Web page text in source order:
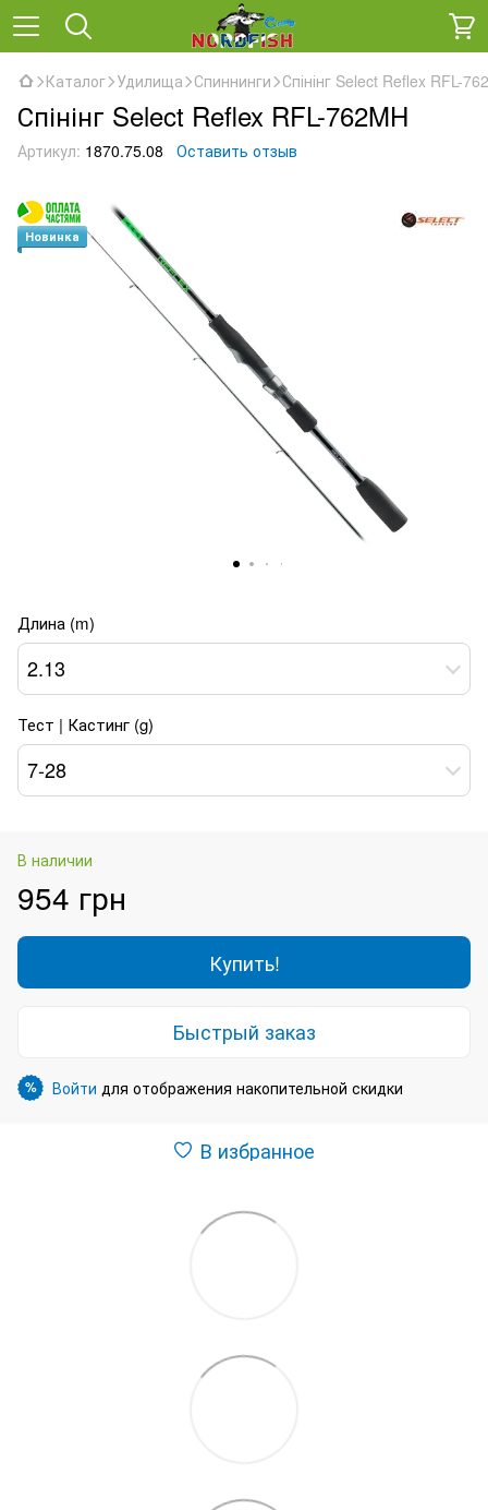
Каталог Удилища Спиннинги Спінінг Select Reflex RFL-
Спінінг Select Reflex RFL-762MH
Артикул: 1870.75.08 Оставить отзыв
Новинка
Длина (m)
2.13
Тест | Кастинг (g)
7-28
В наличии
954 грн
Купить!
Быстрый заказ
% Войти для отображения накопительной скидки
В избранное